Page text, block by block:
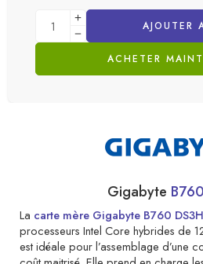
AJOUTER
ACHETER
Gigabyte
La carte mère Gigabyte B760 DS3H
processeurs Intel Core hybrides de
est idéale pour l’assemblage d’une